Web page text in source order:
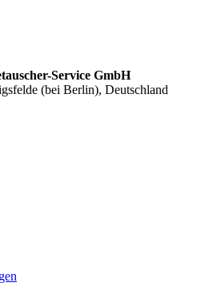
Service GmbH
(bei Berlin), Deutschland